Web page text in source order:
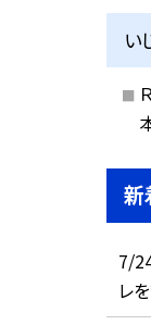
い
新
7/
レ